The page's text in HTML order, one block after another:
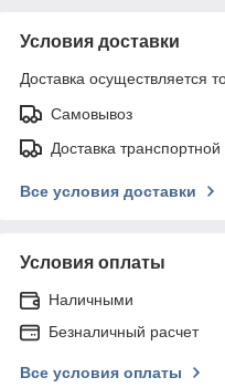
Условия доставки
Доставка осуществляется
Самовывоз
Доставка
Все условия доставки
Условия оплаты
Наличными
Безналичный расчет
Все условия оплаты